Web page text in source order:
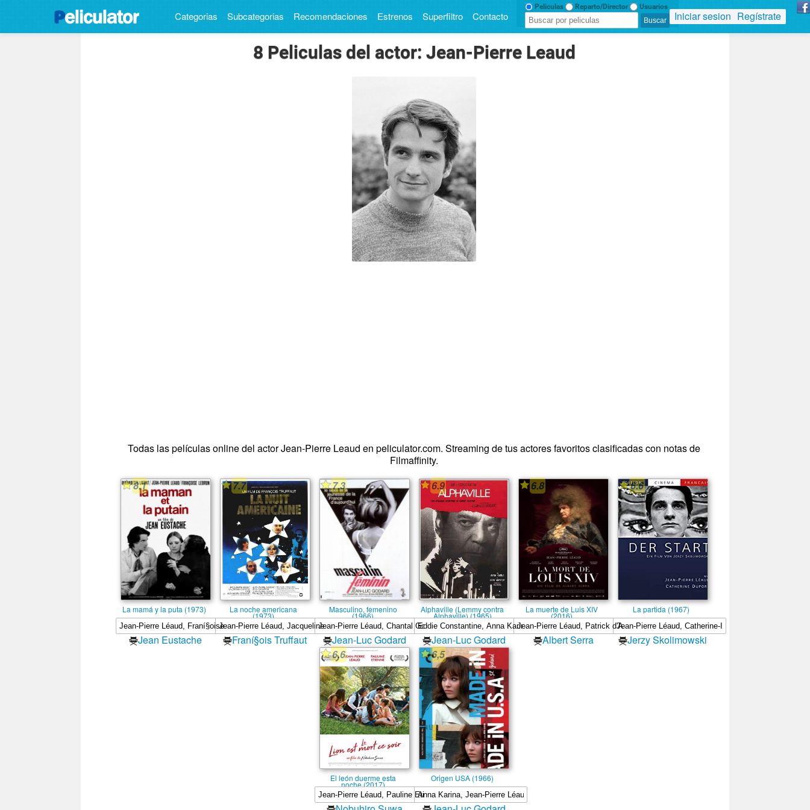
Categorias Subcategorias Recomendaciones Estrenos Superfiltro Contacto
Peliculas Reparto/Director Usuarios
Iniciar sesion Regístrate
8 Peliculas del actor: Jean-Pierre Leaud
Todas las películas online del actor Jean-Pierre Leaud en peliculator.com. Streaming de tus actores favoritos clasificadas con notas de
Filmaffinity.
8.1
La mamá y la puta (1973)
Jean Eustache
7.7
La noche americana
(1973)
Franí§ois Truffaut
7.3
Masculino, femenino
(1966)
Jean-Luc Godard
6.9
Alphaville (Lemmy contra
Alphaville) (1965)
Jean-Luc Godard
6.8
La muerte de Luis XIV
(2016)
Albert Serra
6.6
La partida (1967)
Jerzy Skolimowski
6.6
El león duerme esta
noche (2017)
6,5
Origen USA (1966)